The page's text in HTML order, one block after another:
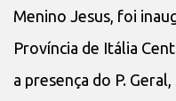
Menino Jesus, foi
Província de Itália
a presença do P.